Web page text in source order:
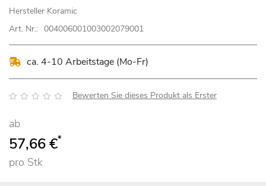
Hersteller Koramic
Art. Nr.: 004006001003002079001
ca. 4-10 Arbeitstage (Mo-Fr)
Bewertung: Bewerten Sie dieses Produkt als Erster
ab
57,66 €*
pro Stk